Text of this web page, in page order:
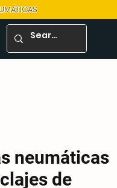
neumáticas
de